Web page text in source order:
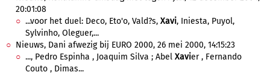
20:01:08
...voor het duel: Deco, Eto'o, Vald?s, Xavi, Iniesta, Puyol,
Sylvinho, Oleguer,...
Nieuws, Dani afwezig bij EURO 2000, 26 mei 2000, 14:15:23
..., Pedro Espinha , Joaquim Silva ; Abel Xavier , Fernando
Couto , Dimas...